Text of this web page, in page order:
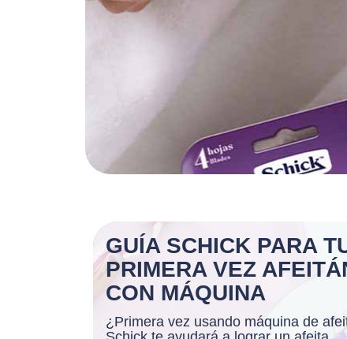
GUÍA SCHICK PARA
PRIMERA VEZ
CON MÁQUINA
¿Primera vez usando máquina de